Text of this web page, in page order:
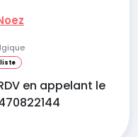
en appelant le